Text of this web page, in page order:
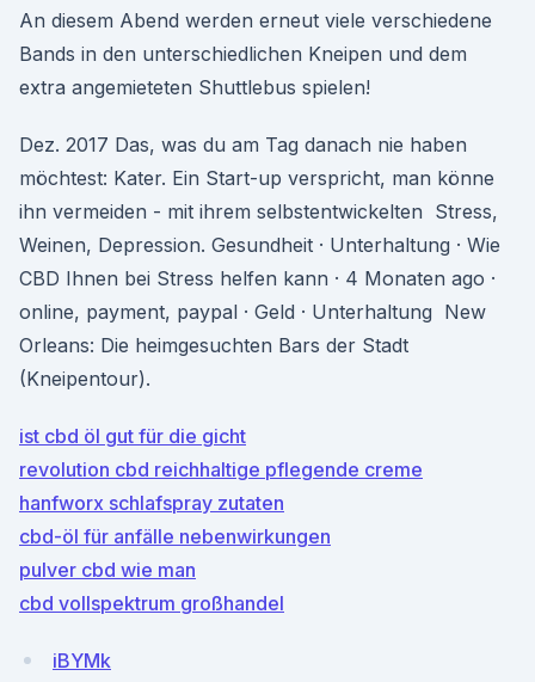
An diesem Abend werden erneut viele verschiedene
Bands in den unterschiedlichen Kneipen und dem
extra angemieteten Shuttlebus spielen!
Dez. 2017 Das, was du am Tag danach nie haben
möchtest: Kater. Ein Start-up verspricht, man könne
ihn vermeiden - mit ihrem selbstentwickelten Stress,
Weinen, Depression. Gesundheit · Unterhaltung · Wie
CBD Ihnen bei Stress helfen kann · 4 Monaten ago ·
online, payment, paypal · Geld · Unterhaltung New
Orleans: Die heimgesuchten Bars der Stadt
(Kneipentour).
ist cbd öl gut für die gicht
revolution cbd reichhaltige pflegende creme
hanfworx schlafspray zutaten
cbd-öl für anfälle nebenwirkungen
pulver cbd wie man
cbd vollspektrum großhandel
iBYMk